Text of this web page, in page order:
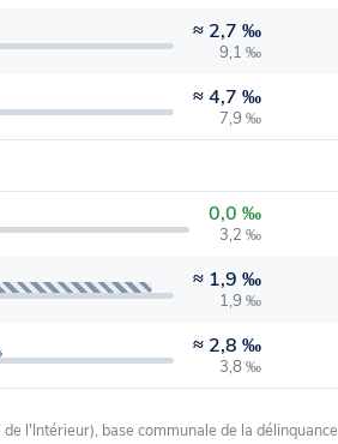
≈ 2,7 ‰
9,1 ‰
≈4,7 ‰
7,9 ‰
0,0 ‰
3,2 ‰
≈ 1,9 ‰
1,9 ‰
≈ 2,8 ‰
3,8 ‰
l'Intérieur), base communale de la délinquance